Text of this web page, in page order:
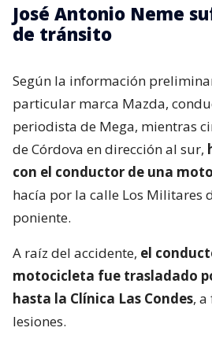
José Antonio Neme
de tránsito
Según la información
particular marca Mazda,
periodista de Mega, mientras
de Córdova en dirección al sur,
con el conductor de una
hacía por la calle Los Militares
poniente.
A raíz del accidente, el
motocicleta fue trasladado
hasta la Clínica Las Condes,
lesiones.